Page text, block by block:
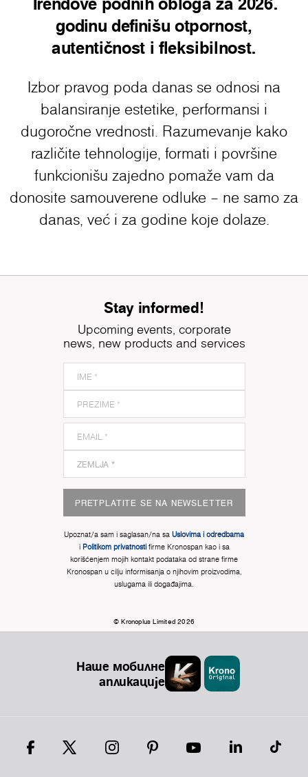
godinu definišu otpornost,
autentičnost i fleksibilnost.
Izbor pravog poda danas se odnosi na
balansiranje estetike, performansi i
dugoročne vrednosti. Razumevanje kako
različite tehnologije, formati i površine
funkcionišu zajedno pomaže vam da
donosite samouverene odluke – ne samo za
danas, već i za godine koje dolaze.
Stay informed!
Upcoming events, corporate
news, new products and services
PRETPLATITE SE NA NEWSLETTER
Upoznat/a sam i saglasan/na sa Uslovima i odredbama
i Politikom privatnostifirme Kronospan kao i sa
korišćenjem mojih kontakt podataka od strane firme
Kronospan u cilju informisanja o njihovim proizvodima,
uslugama ili događajima.
© Kronoplus Limited 2026
Наше мобилне
апликације